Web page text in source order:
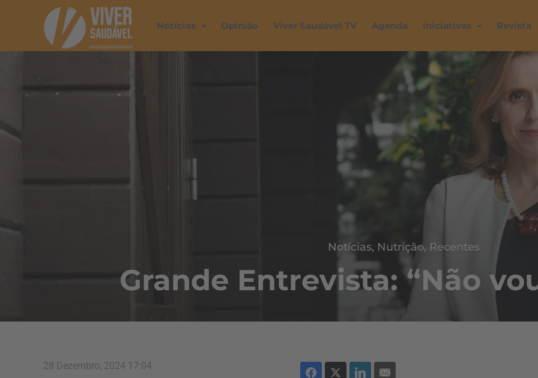
Notícias Opinião Viver Saudável TV Agenda Iniciativas Revista
Notícias, Nutrição, Recentes
Grande Entrevista: “Não
28 Dezembro, 2024 17:04